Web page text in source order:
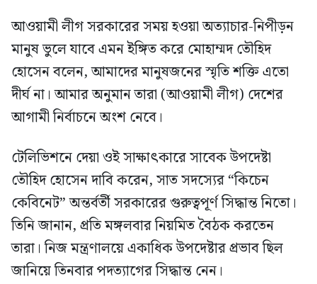
আওয়ামী লীগ সরকারের সময় হওয়া অত্যাচার-নিপীড়ন
মানুষ ভুলে যাবে এমন ইঙ্গিত করে মোহাম্মদ তৌহিদ
হোসেন বলেন, আমাদের মানুষজনের স্মৃতি শক্তি এতো
দীর্ঘ না। আমার অনুমান তারা (আওয়ামী লীগ) দেশের
আগামী নির্বাচনে অংশ নেবে।
টেলিভিশনে দেয়া ওই সাক্ষাৎকারে সাবেক উপদেষ্টা
তৌহিদ হোসেন দাবি করেন, সাত সদস্যের “কিচেন
কেবিনেট” অন্তর্বর্তী সরকারের গুরুত্বপূর্ণ সিদ্ধান্ত নিতো।
তিনি জানান, প্রতি মঙ্গলবার নিয়মিত বৈঠক করতেন
তারা। নিজ মন্ত্রণালয়ে একাধিক উপদেষ্টার প্রভাব ছিল
জানিয়ে তিনবার পদত্যাগের সিদ্ধান্ত নেন।